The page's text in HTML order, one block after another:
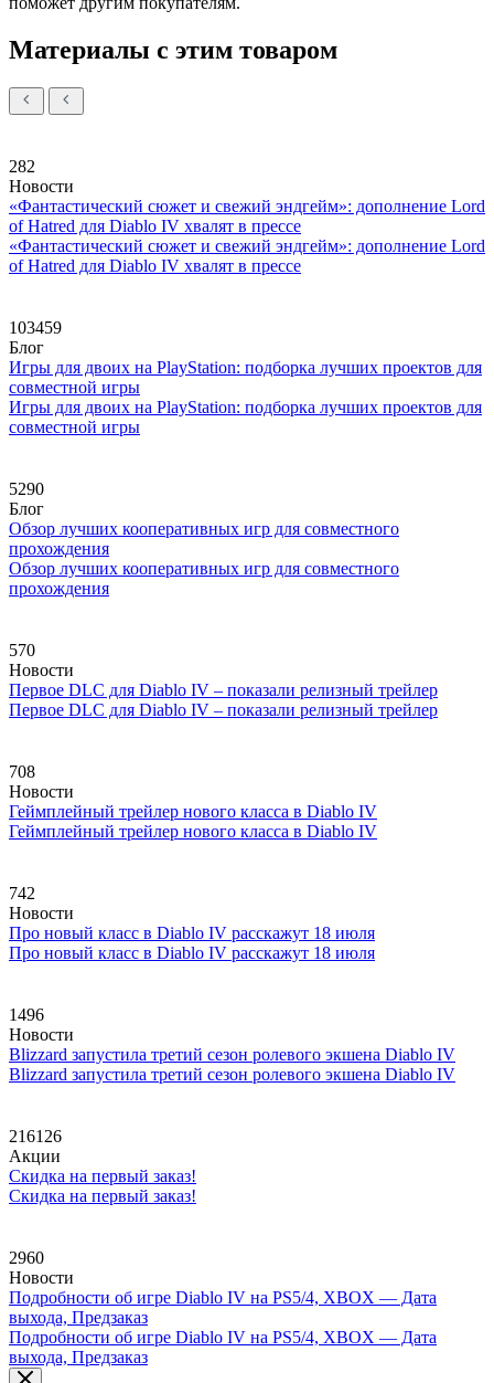
Материалы с этим товаром
282
Новости
«Фантастический сюжет и свежий эндгейм»: дополнение Lord
of Hatred для Diablo IV хвалят в прессе
«Фантастический сюжет и свежий эндгейм»: дополнение Lord
of Hatred для Diablo IV хвалят в прессе
103459
Блог
Игры для двоих на PlayStation: подборка лучших проектов для
совместной игры
Игры для двоих на PlayStation: подборка лучших проектов для
совместной игры
5290
Блог
Обзор лучших кооперативных игр для совместного
прохождения
Обзор лучших кооперативных игр для совместного
прохождения
570
Новости
Первое DLC для Diablo IV – показали релизный трейлер
Первое DLC для Diablo IV – показали релизный трейлер
708
Новости
Геймплейный трейлер нового класса в Diablo IV
Геймплейный трейлер нового класса в Diablo IV
742
Новости
Про новый класс в Diablo IV расскажут 18 июля
Про новый класс в Diablo IV расскажут 18 июля
1496
Новости
Blizzard запустила третий сезон ролевого экшена Diablo IV
Blizzard запустила третий сезон ролевого экшена Diablo IV
216126
Акции
Скидка на первый заказ!
Скидка на первый заказ!
2960
Новости
Подробности об игре Diablo IV на PS5/4, XBOX — Дата
выхода, Предзаказ
Подробности об игре Diablo IV на PS5/4, XBOX — Дата
выхода, Предзаказ